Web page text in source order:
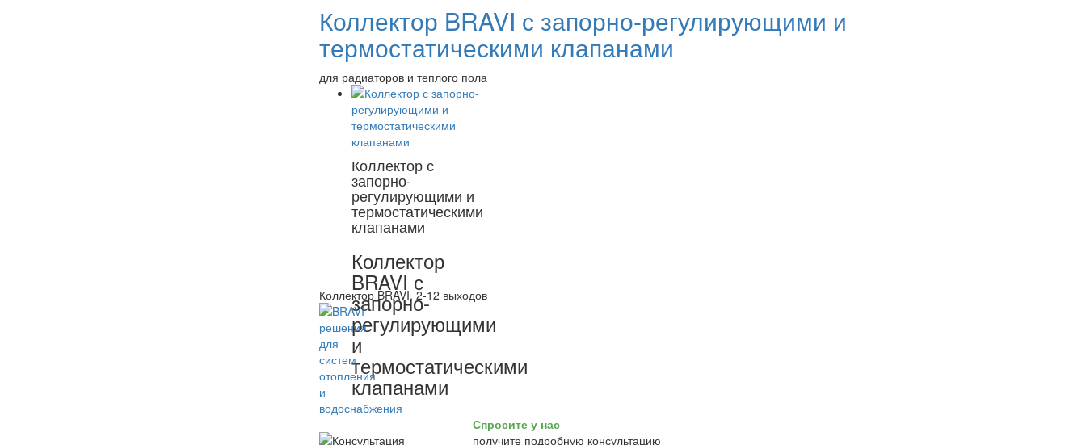
Коллектор BRAVI с запорно-регулирующими и
термостатическими клапанами
для радиаторов и теплого пола
Коллектор с
запорно-
регулирующими и
термостатическими
клапанами
Коллектор
BRAVI с
запорно-
регулирующими
и
термостатическими
клапанами
Коллектор BRAVI, 2-12 выходов
Спросите у нас
получите подробную консультацию